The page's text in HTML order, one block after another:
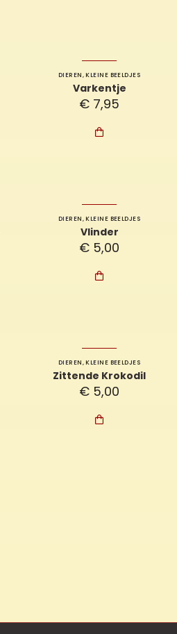
DIEREN,KLEINE BEELDJES
Varkentje
€ 7,95

DIEREN,KLEINE BEELDJES
Vlinder
€ 5,00

DIEREN,KLEINE BEELDJES
Zittende Krokodil
€ 5,00
